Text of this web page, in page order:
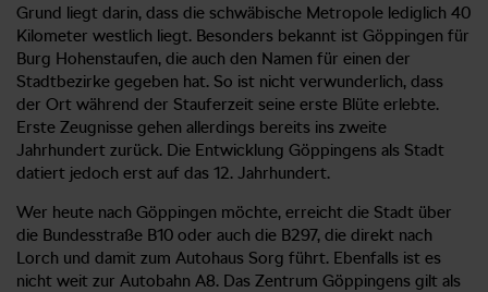
Grund liegt darin, dass die schwäbische Metropole lediglich 40
Kilometer westlich liegt. Besonders bekannt ist Göppingen für
Burg Hohenstaufen, die auch den Namen für einen der
Stadtbezirke gegeben hat. So ist nicht verwunderlich, dass
der Ort während der Stauferzeit seine erste Blüte erlebte.
Erste Zeugnisse gehen allerdings bereits ins zweite
Jahrhundert zurück. Die Entwicklung Göppingens als Stadt
datiert jedoch erst auf das 12. Jahrhundert.
Wer heute nach Göppingen möchte, erreicht die Stadt über
die Bundesstraße B10 oder auch die B297, die direkt nach
Lorch und damit zum Autohaus Sorg führt. Ebenfalls ist es
nicht weit zur Autobahn A8. Das Zentrum Göppingens gilt als